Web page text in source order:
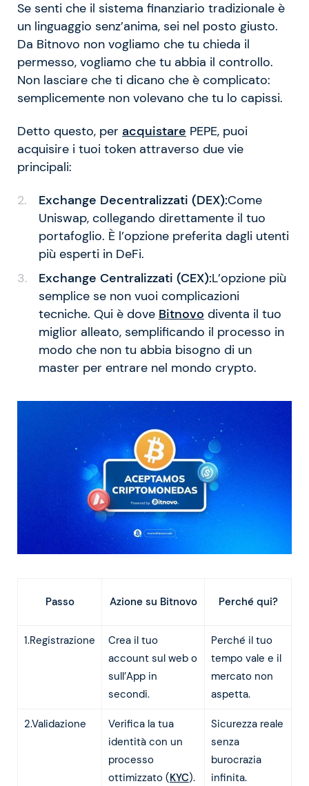
Se senti che il sistema finanziario tradizionale è
un linguaggio senz’anima, sei nel posto giusto.
Da Bitnovo non vogliamo che tu chieda il
permesso, vogliamo che tu abbia il controllo.
Non lasciare che ti dicano che è complicato:
semplicemente non volevano che tu lo capissi.
Detto questo, per acquistare PEPE, puoi
acquisire i tuoi token attraverso due vie
principali:
Exchange Decentralizzati (DEX):Come
Uniswap, collegando direttamente il tuo
portafoglio. È l’opzione preferita dagli utenti
più esperti in DeFi.
Exchange Centralizzati (CEX):L’opzione più
semplice se non vuoi complicazioni
tecniche. Qui è dove Bitnovo diventa il tuo
miglior alleato, semplificando il processo in
modo che non tu abbia bisogno di un
master per entrare nel mondo crypto.
Passo Azione su Bitnovo Perché qui?
1.Registrazione
Crea il tuo
account sul web o
sull’App in
secondi.
Perché il tuo
tempo vale e il
mercato non
aspetta.
2.Validazione
Verifica la tua
identità con un
processo
ottimizzato (KYC).
Sicurezza reale
senza
burocrazia
infinita.